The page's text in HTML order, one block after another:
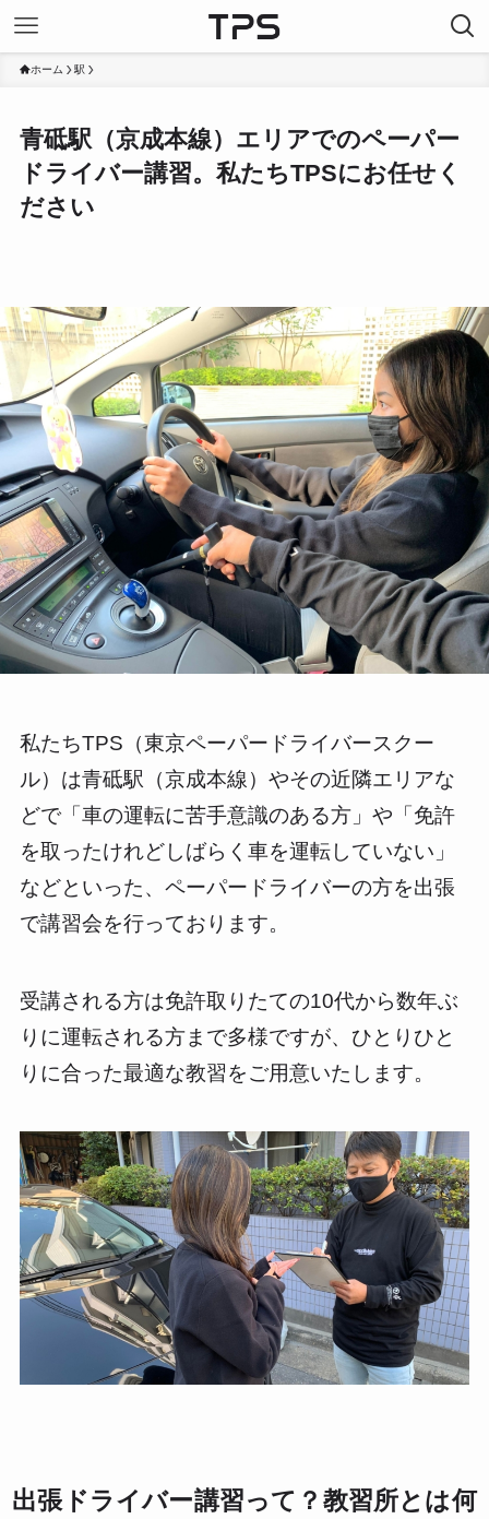
ホーム 駅
青砥駅（京成本線）エリアでのペーパー
ドライバー講習。私たちTPSにお任せく
ださい
私たちTPS（東京ペーパードライバースクー
ル）は青砥駅（京成本線）やその近隣エリアな
どで「車の運転に苦手意識のある方」や「免許
を取ったけれどしばらく車を運転していない」
などといった、ペーパードライバーの方を出張
で講習会を行っております。
受講される方は免許取りたての10代から数年ぶ
りに運転される方まで多様ですが、ひとりひと
りに合った最適な教習をご用意いたします。
出張ドライバー講習って？教習所とは何